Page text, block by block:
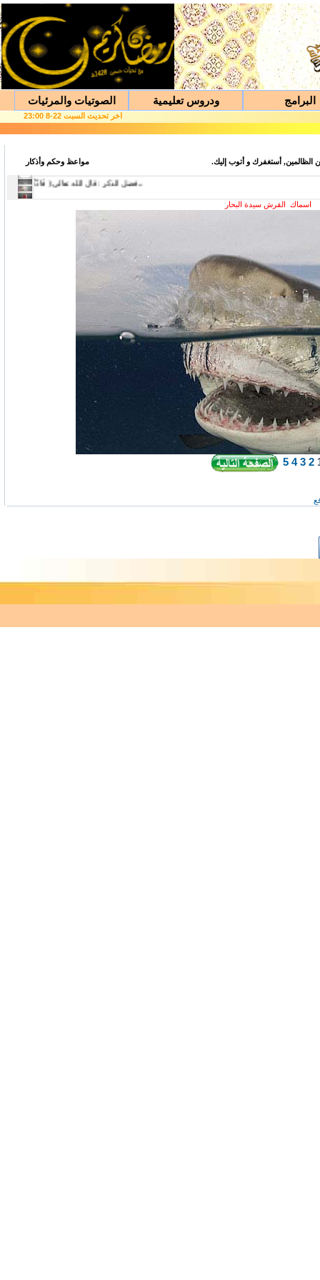
البرامج ودروس تعليمية الصوتيات والمرئيات
اخر تحديث السبت 22
-
8
3:00
الظالمين, أستغفرك و أتوب إليك. مواعظ وحكم وأذكار
اسماك القرش سيدة البحار
2
3
4
5